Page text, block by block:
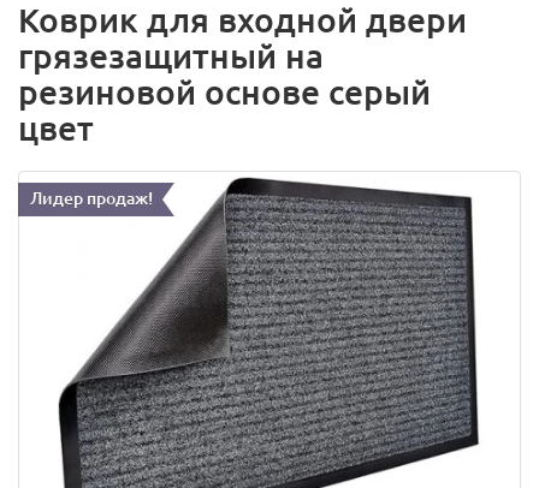
Коврик для входной двери
грязезащитный на
резиновой основе серый
цвет
Лидер продаж!